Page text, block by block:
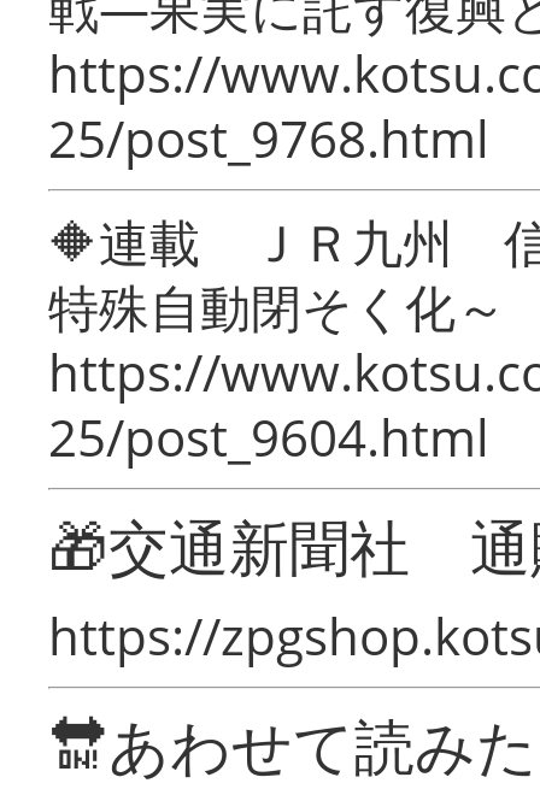
https://
25/post_9768.html
🔶連載 ＪＲ九州 信
特殊自動閉そく化～
https://
25/post_9604.html
🎁交通新聞社
https://
🔛あわせて読み